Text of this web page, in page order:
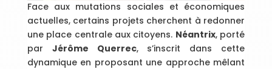
Face aux mutations sociales et économiques
actuelles, certains projets cherchent à redonner
une place centrale aux citoyens. Néantrix, porté
par Jérôme Querrec, s’inscrit dans cette
dynamique en proposant une approche mêlant